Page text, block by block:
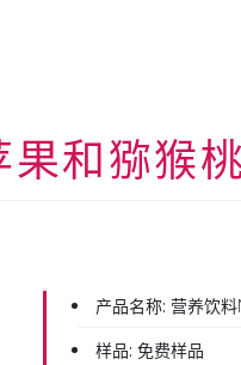
和猕猴
产品名称: 营养饮料
样品: 免费样品